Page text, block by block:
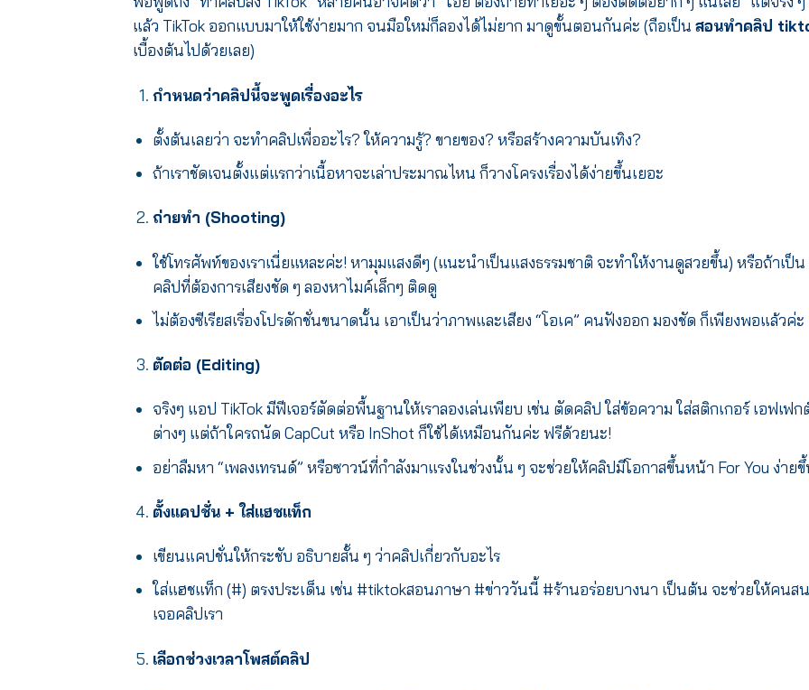
แล้ว TikTok ออกแบบมาให้ใช้ง่ายมาก จนมือใหม่ก็ลองได้ไม่ยาก มาดูขั้นตอนกันค่ะ (ถือเป็น สอนทําคลิป
เบื้องต้นไปด้วยเลย)
กำหนดว่าคลิปนี้จะพูดเรื่องอะไร
ตั้งต้นเลยว่า จะทำคลิปเพื่ออะไร? ให้ความรู้? ขายของ? หรือสร้างความบันเทิง?
ถ้าเราชัดเจนตั้งแต่แรกว่าเนื้อหาจะเล่าประมาณไหน ก็วางโครงเรื่องได้ง่ายขึ้นเยอะ
ถ่ายทำ (Shooting)
ใช้โทรศัพท์ของเราเนี่ยแหละค่ะ! หามุมแสงดีๆ (แนะนำเป็นแสงธรรมชาติ จะทำให้งานดูสวยขึ้น) หรือถ้าเป็น
คลิปที่ต้องการเสียงชัด ๆ ลองหาไมค์เล็กๆ ติดดู
ไม่ต้องซีเรียสเรื่องโปรดักชั่นขนาดนั้น เอาเป็นว่าภาพและเสียง “โอเค” คนฟังออก มองชัด ก็เพียงพอแล้วค่ะ
ตัดต่อ (Editing)
จริงๆ แอป TikTok มีฟีเจอร์ตัดต่อพื้นฐานให้เราลองเล่นเพียบ เช่น ตัดคลิป ใส่ข้อความ ใส่สติกเกอร์ เอฟเฟก
ต่างๆ แต่ถ้าใครถนัด CapCut หรือ InShot ก็ใช้ได้เหมือนกันค่ะ ฟรีด้วยนะ!
อย่าลืมหา “เพลงเทรนด์” หรือซาวน์ที่กำลังมาแรงในช่วงนั้น ๆ จะช่วยให้คลิปมีโอกาสขึ้นหน้า For You ง่าย
ตั้งแคปชั่น + ใส่แฮชแท็ก
เขียนแคปชั่นให้กระชับ อธิบายสั้น ๆ ว่าคลิปเกี่ยวกับอะไร
ใส่แฮชแท็ก (#) ตรงประเด็น เช่น #tiktokสอนภาษา #ข่าววันนี้ #ร้านอร่อยบางนา เป็นต้น จะช่วยให้คนส
เจอคลิปเรา
เลือกช่วงเวลาโพสต์คลิป